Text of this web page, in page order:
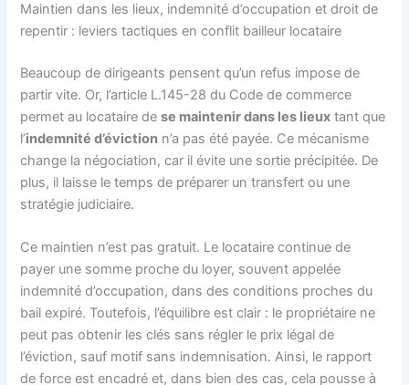
Maintien dans les lieux, indemnité d’occupation et droit de
repentir : leviers tactiques en conflit bailleur locataire
Beaucoup de dirigeants pensent qu’un refus impose de
partir vite. Or, l’article L.145-28 du Code de commerce
permet au locataire dese maintenir dans les lieux tant que
l’indemnité d’éviction n’a pas été payée. Ce mécanisme
change la négociation, car il évite une sortie précipitée. De
plus, il laisse le temps de préparer un transfert ou une
stratégie judiciaire.
Ce maintien n’est pas gratuit. Le locataire continue de
payer une somme proche du loyer, souvent appelée
indemnité d’occupation, dans des conditions proches du
bail expiré. Toutefois, l’équilibre est clair : le propriétaire ne
peut pas obtenir les clés sans régler le prix légal de
l’éviction, sauf motif sans indemnisation. Ainsi, le rapport
de force est encadré et, dans bien des cas, cela pousse à